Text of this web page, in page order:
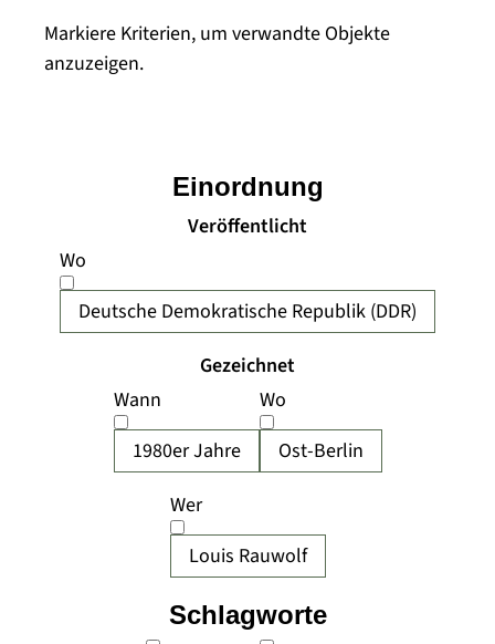
Markiere Kriterien, um verwandte Objekte
anzuzeigen.
Veröffentlicht
Wo
Deutsche Demokratische Republik (DDR)
Gezeichnet
Wann
1980er Jahre
Wo
Ost-Berlin
Wer
Louis Rauwolf
Einordnung
Schlagworte